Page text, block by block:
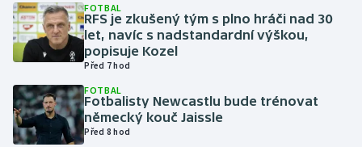
Krasobruslení
Lezení
Lyže a snowboard
Moderní pětiboj
FOTBAL
RFS je zkušený tým s plno hráči nad 30
let, navíc s nadstandardní výškou,
popisuje Kozel
Před 7 hod
FOTBAL
Fotbalisty Newcastlu bude trénovat
německý kouč Jaissle
Před 8 hod